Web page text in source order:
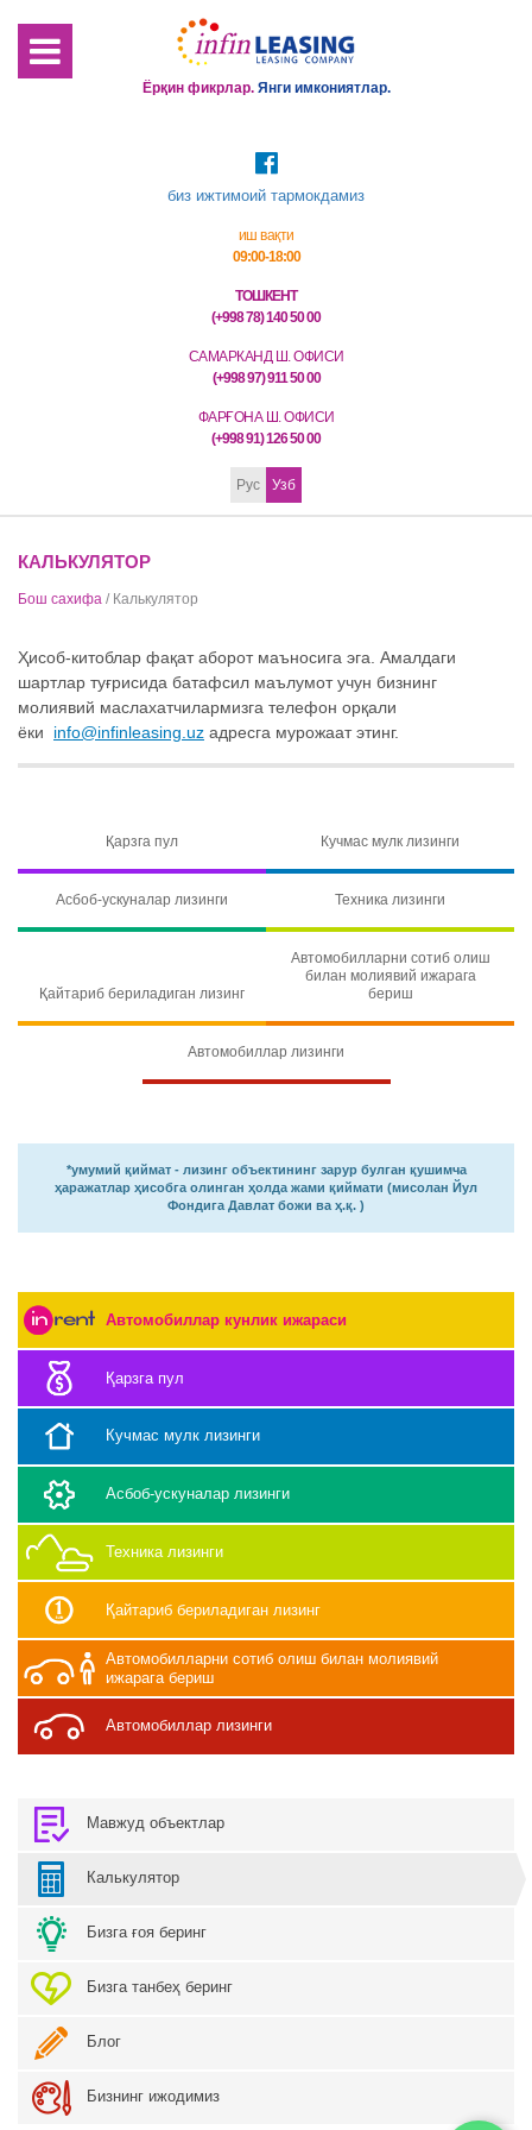
Ёрқин фикрлар. Янги имкониятлар.
биз ижтимоий тармокдамиз
иш вақти
09:00-18:00
ТОШКЕНТ
(+998 78) 140 50 00
САМАРКАНД Ш. ОФИСИ
(+998 97) 911 50 00
ФАРҒОНА Ш. ОФИСИ
(+998 91) 126 50 00
Рус Узб
КАЛЬКУЛЯТОР
Бош сахифа / Калькулятор
Ҳисоб-китоблар фақат аборот маъносига эга. Амалдаги
шартлар туғрисида батафсил маълумот учун бизнинг
молиявий маслахатчилармизга телефон орқали
ёки info@infinleasing.uz адресга мурожаат этинг.
Қарзга пул Кучмас мулк лизинги
Асбоб-ускуналар лизинги Техника лизинги
Қайтариб бериладиган лизинг
Автомобилларни сотиб олиш
билан молиявий ижарага
бериш
Автомобиллар лизинги
*умумий қиймат - лизинг объектининг зарур булган қушимча
ҳаражатлар ҳисобга олинган ҳолда жами қиймати (мисолан Йул
Фондига Давлат божи ва ҳ.қ. )
Автомобиллар кунлик ижараси
Қарзга пул
Кучмас мулк лизинги
Асбоб-ускуналар лизинги
Техника лизинги
Қайтариб бериладиган лизинг
Автомобилларни сотиб олиш билан молиявий
ижарага бериш
Автомобиллар лизинги
Мавжуд объектлар
Калькулятор
Бизга ғоя беринг
Бизга танбеҳ беринг
Блог
Бизнинг ижодимиз